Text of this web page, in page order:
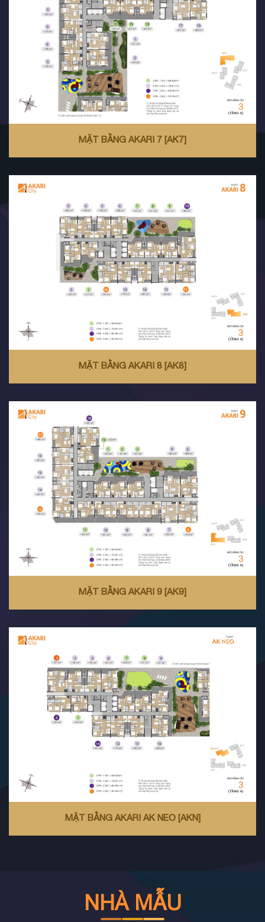
MẶT BẰNG AKARI 7 [AK7]
MẶT BẰNG AKARI 8 [AK8]
MẶT BẰNG AKARI 9 [AK9]
MẶT BẰNG AKARI AK NEO [AKN]
NHÀ MẪU